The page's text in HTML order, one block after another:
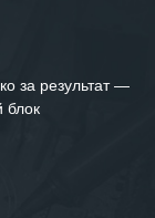
за результат —
блок